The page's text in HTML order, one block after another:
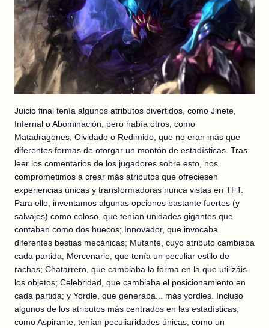
Juicio final tenía algunos atributos divertidos, como Jinete,
Infernal o Abominación, pero había otros, como
Matadragones, Olvidado o Redimido, que no eran más que
diferentes formas de otorgar un montón de estadísticas. Tras
leer los comentarios de los jugadores sobre esto, nos
comprometimos a crear más atributos que ofreciesen
experiencias únicas y transformadoras nunca vistas en TFT.
Para ello, inventamos algunas opciones bastante fuertes (y
salvajes) como coloso, que tenían unidades gigantes que
contaban como dos huecos; Innovador, que invocaba
diferentes bestias mecánicas; Mutante, cuyo atributo cambiaba
cada partida; Mercenario, que tenía un peculiar estilo de
rachas; Chatarrero, que cambiaba la forma en la que utilizáis
los objetos; Celebridad, que cambiaba el posicionamiento en
cada partida; y Yordle, que generaba... más yordles. Incluso
algunos de los atributos más centrados en las estadísticas,
como Aspirante, tenían peculiaridades únicas, como un